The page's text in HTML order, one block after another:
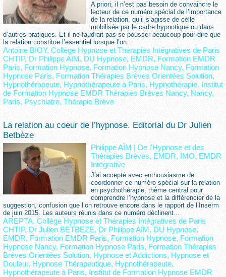
A priori, il n’est pas besoin de convaincre le
lecteur de ce numéro spécial de l’importance
de la relation, qu’il s’agisse de celle
mobilisée par le cadre hypnotique ou dans
d’autres pratiques. Et il ne faudrait pas se pousser beaucoup pour dire que
la relation constitue l’essentiel lorsque l’on...
Antoine BIOY, Collège Hypnose et Thérapies Intégratives de Paris
CHTIP, Dr Philippe AÏM, DU Hypnose, EMDR, Formation EMDR
Paris, Formation Hypnose, Formation Hypnose Nancy, Formation
Hypnose Paris, Formation Thérapies Brèves Orientées Solution,
Hypnothérapeute, Hypnothérapeute à Paris, Hypnothérapie, Institut
de Formation Hypnose EMDR Thérapies Brèves Nancy, Nancy,
Paris, Psychiatre, Thérapie Brève
La relation au coeur de l’hypnose. Editorial du Dr Julien
Betbèze
Philippe AÏM | De l'Hypnose et des
Thérapies Brèves, EMDR, IMO, EMDR
Intégrative
J’ai accepté avec enthousiasme de
coordonner ce numéro spécial sur la relation
en psychothérapie, thème central pour
comprendre l’hypnose et la différencier de la
suggestion, confusion que l’on retrouve encore dans le rapport de l’Inserm
de juin 2015. Les auteurs réunis dans ce numéro déclinent...
AREPTA, Collège Hypnose et Thérapies Intégratives de Paris
CHTIP, Dr Julien BETBEZE, Dr Philippe AÏM, DU Hypnose,
EMDR, Formation EMDR Paris, Formation Hypnose, Formation
Hypnose Nancy, Formation Hypnose Paris, Formation Thérapies
Brèves Orientées Solution, Hypnose et Addictions, Hypnose et
Douleur, Hypnose Thérapeutique, Hypnothérapeute,
Hypnothérapeute à Paris, Institut de Formation Hypnose EMDR